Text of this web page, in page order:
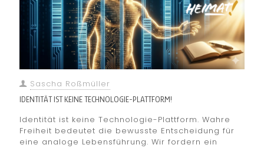
Sascha Roßmüller
IDENTITÄT IST KEINE TECHNOLOGIE-PLATTFORM!
Identität ist keine Technologie-Plattform. Wahre
Freiheit bedeutet die bewusste Entscheidung für
eine analoge Lebensführung. Wir fordern ein